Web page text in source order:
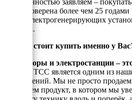
С уверенностью заявляем –
ТСС проверена более чем 25
рынке электрогенерирующих
качества.
Почему стоит купить именно у
Генераторы и электростанции –
техника ТСС является одним из
направлений. Мы не просто
реализуем продукт, в котором мы